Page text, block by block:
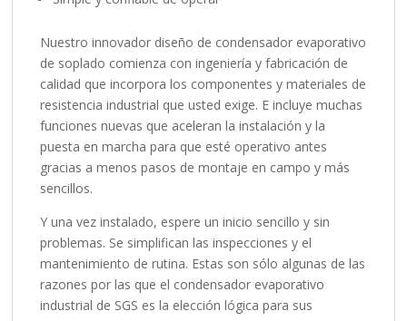
Nuestro innovador diseño de condensador evaporativo
de soplado comienza con ingeniería y fabricación de
calidad que incorpora los componentes y materiales de
resistencia industrial que usted exige. E incluye muchas
funciones nuevas que aceleran la instalación y la
puesta en marcha para que esté operativo antes
gracias a menos pasos de montaje en campo y más
sencillos.
Y una vez instalado, espere un inicio sencillo y sin
problemas. Se simplifican las inspecciones y el
mantenimiento de rutina. Estas son sólo algunas de las
razones por las que el condensador evaporativo
industrial de SGS es la elección lógica para sus